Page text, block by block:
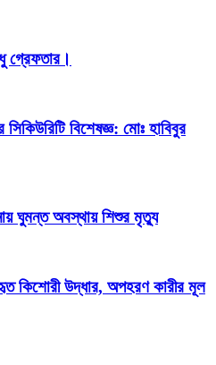
গ্রেফতার।
বিশেষজ্ঞ: মোঃ হাবিবুর
ঘুমন্ত অবস্থায় শিশুর মৃত্যু
কিশোরী উদ্ধার, অপহরণ কারীর মূল